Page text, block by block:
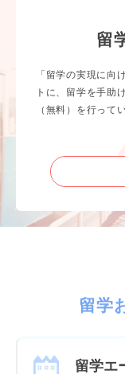
留
「留学の実現に向
トに、留学を手助
（無料）を行って
留学
留学エ